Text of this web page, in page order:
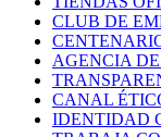
CLUB DE
AGENCIA
CANAL
IDENTIDAD